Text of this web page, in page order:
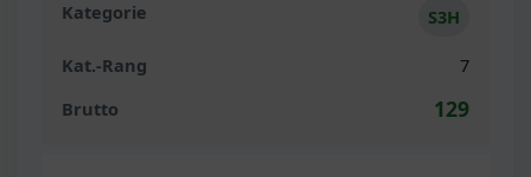
S3H
7
129